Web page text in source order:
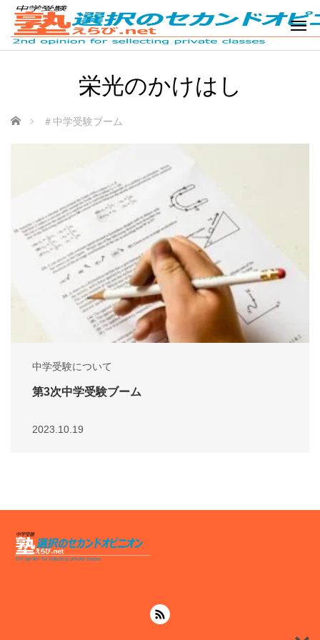
栄光のかけはし
ホーム ＃中学受験ブーム
中学受験について
第3次中学受験ブーム
2023.10.19